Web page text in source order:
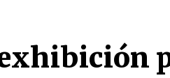
exhibición